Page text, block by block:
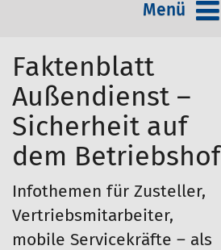
Menü
Faktenblatt
Außendienst –
Sicherheit auf
dem Betriebshof
Infothemen für Zusteller,
Vertriebsmitarbeiter,
mobile Servicekräfte – als